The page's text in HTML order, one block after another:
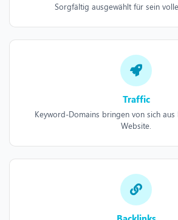
Sorgfältig ausgewählt für sein
Traffic
Keyword-Domains bringen von sich aus
Website.